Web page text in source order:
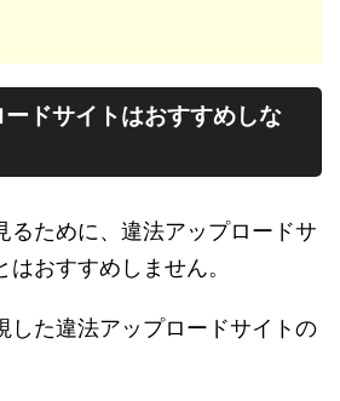
ドサイトはおすすめしな
るために、違法アップロードサ
おすすめしません。
した違法アップロードサイトの